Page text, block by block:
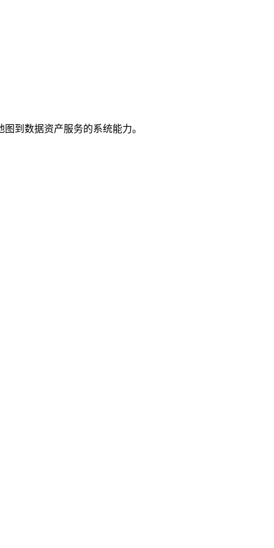
到数据资产服务的系统能力。